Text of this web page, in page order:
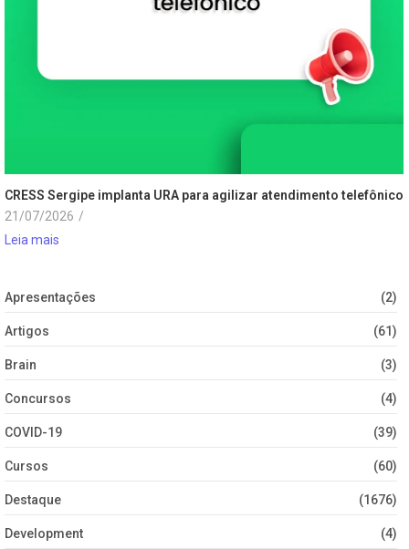
CRESS Sergipe implanta URA para agilizar atendimento telefônico
21/07/2026 /
Leia mais
Apresentações (2)
Artigos (61)
Brain (3)
Concursos (4)
COVID-19 (39)
Cursos (60)
Destaque (1676)
Development (4)